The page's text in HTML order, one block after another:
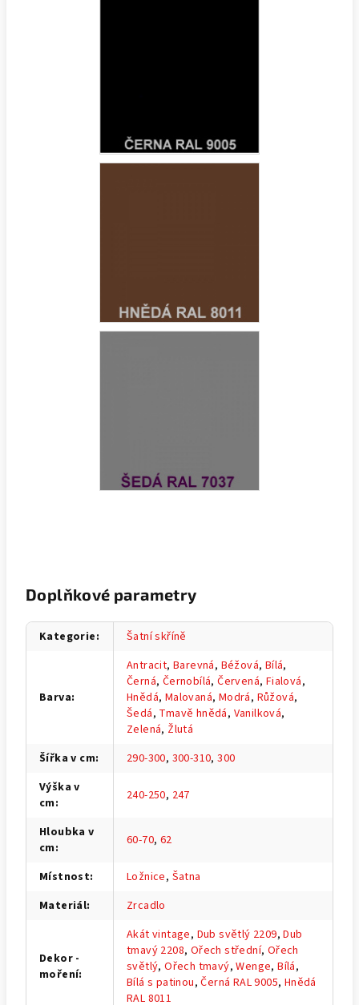
Doplňkové parametry
Kategorie: Šatní skříně
Barva:
Antracit,Barevná, Béžová, Bílá,
Černá, Černobílá,Červená, Fialová,
Hnědá, Malovaná, Modrá, Růžová,
Šedá, Tmavě hnědá, Vanilková,
Zelená, Žlutá
Šířka v cm: 290-300, 300-310,300
Výška v
cm: 240-250, 247
Hloubka v
cm: 60-70, 62
Místnost: Ložnice, Šatna
Materiál: Zrcadlo
Dekor -
moření:
Akát vintage, Dub světlý 2209,Dub
tmavý 2208, Ořech střední, Ořech
světlý,Ořech tmavý,Wenge,Bílá,
Bílá s patinou,Černá RAL 9005, Hnědá
RAL 8011